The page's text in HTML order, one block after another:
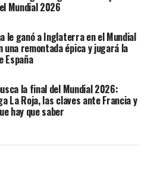
como extremos,
de Tuchel: presión, posesión
el camino
primer golpe.Anthony Gordon
servida paraDeclan Rice,
Mundial 2026
le ganó a Inglaterra en el Mundial
una remontada épica y jugará la
España
la final del Mundial 2026:
La Roja, las claves ante Francia y
hay que saber